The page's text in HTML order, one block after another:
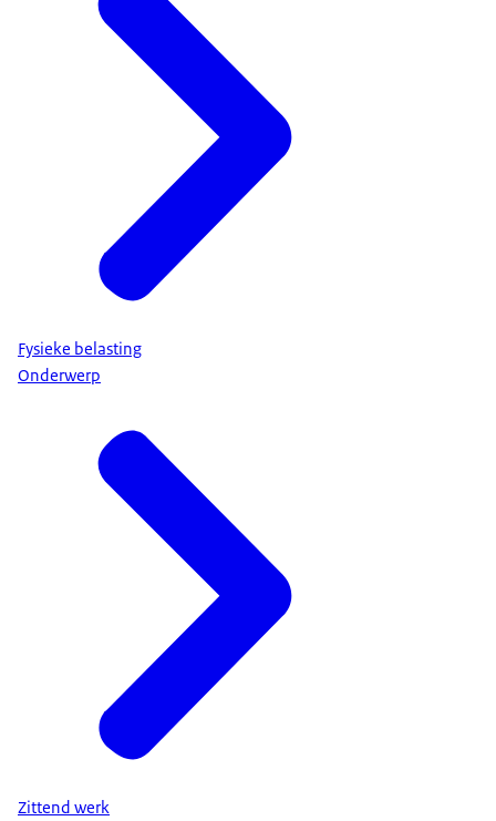
Fysieke belasting
Onderwerp
Zittend werk